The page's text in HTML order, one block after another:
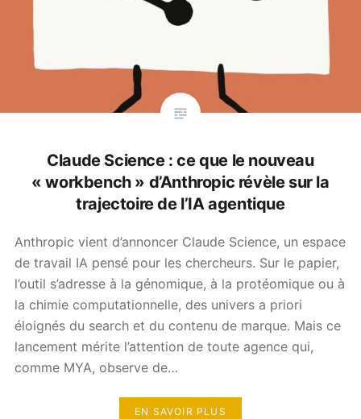
Claude Science : ce que le nouveau
« workbench » d’Anthropic révèle sur la
trajectoire de l’IA agentique
Anthropic vient d’annoncer Claude Science, un espace
de travail IA pensé pour les chercheurs. Sur le papier,
l’outil s’adresse à la génomique, à la protéomique ou à
la chimie computationnelle, des univers a priori
éloignés du search et du contenu de marque. Mais ce
lancement mérite l’attention de toute agence qui,
comme MYA, observe de…
EN SAVOIR PLUS